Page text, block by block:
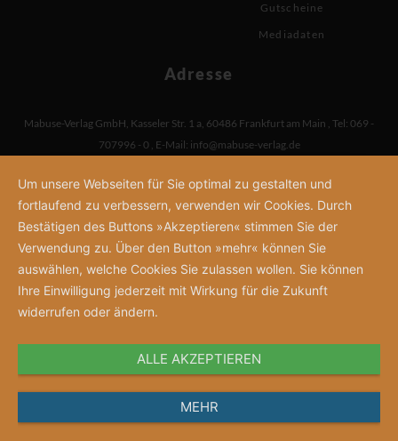
Gutscheine
Mediadaten
Adresse
Mabuse-Verlag GmbH, Kasseler Str. 1 a, 60486 Frankfurt am Main , Tel: 069 -
707996 - 0 , E-Mail: info@mabuse-verlag.de
Um unsere Webseiten für Sie optimal zu gestalten und
fortlaufend zu verbessern, verwenden wir Cookies. Durch
Bestätigen des Buttons »Akzeptieren« stimmen Sie der
Verwendung zu. Über den Button »mehr« können Sie
auswählen, welche Cookies Sie zulassen wollen. Sie können
Ihre Einwilligung jederzeit mit Wirkung für die Zukunft
widerrufen oder ändern.
ALLE AKZEPTIEREN
MEHR